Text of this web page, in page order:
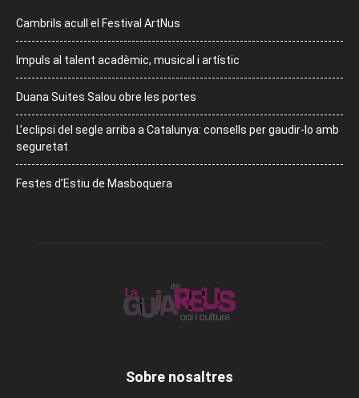
Cambrils acull el Festival ArtNus
Impuls al talent acadèmic, musical i artístic
Duana Suites Salou obre les portes
L’eclipsi del segle arriba a Catalunya: consells per gaudir-lo amb
seguretat
Festes d’Estiu de Masboquera
Sobre nosaltres